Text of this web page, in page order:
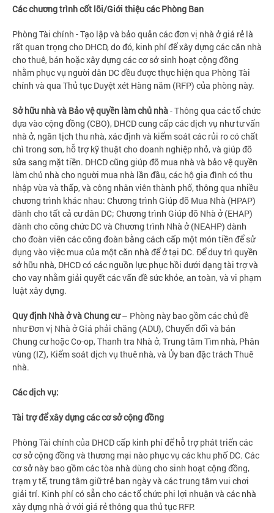
Các chương trình cốt lõi/Giới thiệu các Phòng Ban
Phòng Tài chính - Tạo lập và bảo quản các đơn vị nhà ở giá rẻ là
rất quan trọng cho DHCD, do đó, kinh phí để xây dựng các căn nhà
cho thuê, bán hoặc xây dựng các cơ sở sinh hoạt cộng đồng
nhằm phục vụ người dân DC đều được thực hiện qua Phòng Tài
chính và qua Thủ tục Duyệt xét Hàng năm (RFP) của phòng này.
Sở hữu nhà và Bảo vệ quyền làm chủ nhà- Thông qua các tổ chức
dựa vào cộng đồng (CBO), DHCD cung cấp các dịch vụ như tư vấn
nhà ở, ngăn tịch thu nhà, xác định và kiểm soát các rủi ro có chất
chì trong sơn, hỗ trợ kỹ thuật cho doanh nghiệp nhỏ, và giúp đỡ
sửa sang mặt tiền. DHCD cũng giúp đỡ mua nhà và bảo vệ quyền
làm chủ nhà cho người mua nhà lần đầu, các hộ gia đình có thu
nhập vừa và thấp, và công nhân viên thành phố, thông qua nhiều
chương trình khác nhau: Chương trình Giúp đỡ Mua Nhà (HPAP)
dành cho tất cả cư dân DC; Chương trình Giúp đỡ Nhà ở (EHAP)
dành cho công chức DC và Chương trình Nhà ở (NEAHP) dành
cho đoàn viên các công đoàn bằng cách cấp một món tiền để sử
dụng vào việc mua của một căn nhà để ở tại DC. Để duy trì quyền
sở hữu nhà, DHCD có các nguồn lực phục hồi dưới dạng tài trợ và
cho vay nhằm giải quyết các vấn đề sức khỏe, an toàn, và vi phạm
luật xây dựng.
Quy định Nhà ở và Chung cư– Phòng này bao gồm các chủ đề
như Đơn vị Nhà ở Giá phải chăng (ADU), Chuyển đổi và bán
Chung cư hoặc Co-op, Thanh tra Nhà ở, Trung tâm Tìm nhà, Phân
vùng (IZ), Kiểm soát dịch vụ thuê nhà, và Ủy ban đặc trách Thuê
nhà.
Các dịch vụ:
Tài trợ để xây dựng các cơ sở cộng đồng
Phòng Tài chính của DHCD cấp kinh phí để hỗ trợ phát triển các
cơ sở cộng đồng và thương mại nào phục vụ các khu phố DC. Các
cơ sở này bao gồm các tòa nhà dùng cho sinh hoạt cộng đồng,
trạm y tế, trung tâm giữ trẻ ban ngày và các trung tâm vui chơi
giải trí. Kinh phí có sẵn cho các tổ chức phi lợi nhuận và các nhà
xây dựng nhà ở với giá rẻ thông qua thủ tục RFP.